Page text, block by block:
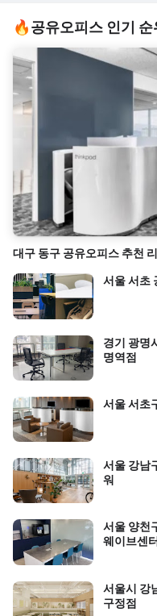
🔥공유오피스 인기
대구 동구 공유오피스 추천
서울 서초
경기 광명
명역점
서울 서초
서울 강남
워
서울 양천
웨이브센
서울시 강
구정점